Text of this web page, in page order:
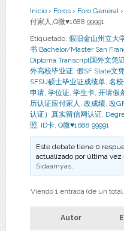
Inicio › Foros › Foro General ›
付家人,Q微♥1688 99991,
Etiquetado: 假旧金山州立大
书 Bachelor/Master San
Diploma Transcript国外文凭
外高校毕业证, 假SF State文
SFSU硕士毕业证成绩单, 名
申请, 学位证, 学生卡, 开请假
历认证应付家人 , 改成绩, 改
认证）真实留信网认证,
照, ID卡, Q微♥1688 99991
Este debate tiene 0
actualizado por última vez
Sidaamyas.
Viendo 1 entrada (de un total
Autor